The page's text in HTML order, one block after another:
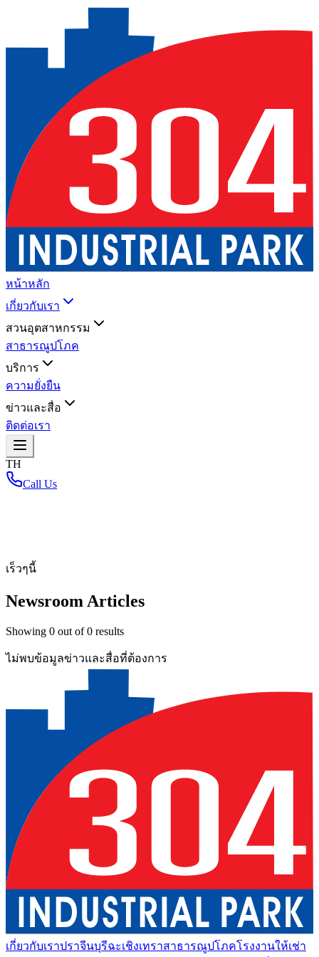
หน้าหลัก
เกี่ยวกับเรา
สวนอุตสาหกรรม
สาธารณูปโภค
บริการ
ความยั่งยืน
ข่าวและสื่อ
ติดต่อเรา
TH
Call Us
เร็วๆนี้
Newsroom Articles
Showing 0 out of0 results
ไม่พบข้อมูลข่าวและสื่อที่ต้องการ
เกี่ยวกับเราปราจีนบุรีฉะเชิงเทราสาธารณูปโภคโรงงานให้เช่า